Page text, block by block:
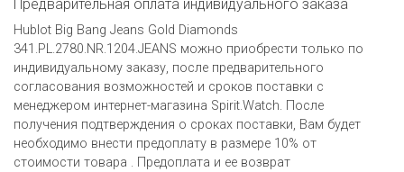
Предварительная оплата индивидуального заказа
Hublot Big Bang Jeans Gold Diamonds
341.PL.2780.NR.1204.JEANS можно приобрести только по
индивидуальному заказу, после предварительного
согласования возможностей и сроков поставки с
менеджером интернет-магазина Spirit.Watch. После
получения подтверждения о сроках поставки, Вам будет
необходимо внести предоплату в размере 10% от
стоимости товара . Предоплата и ее возврат